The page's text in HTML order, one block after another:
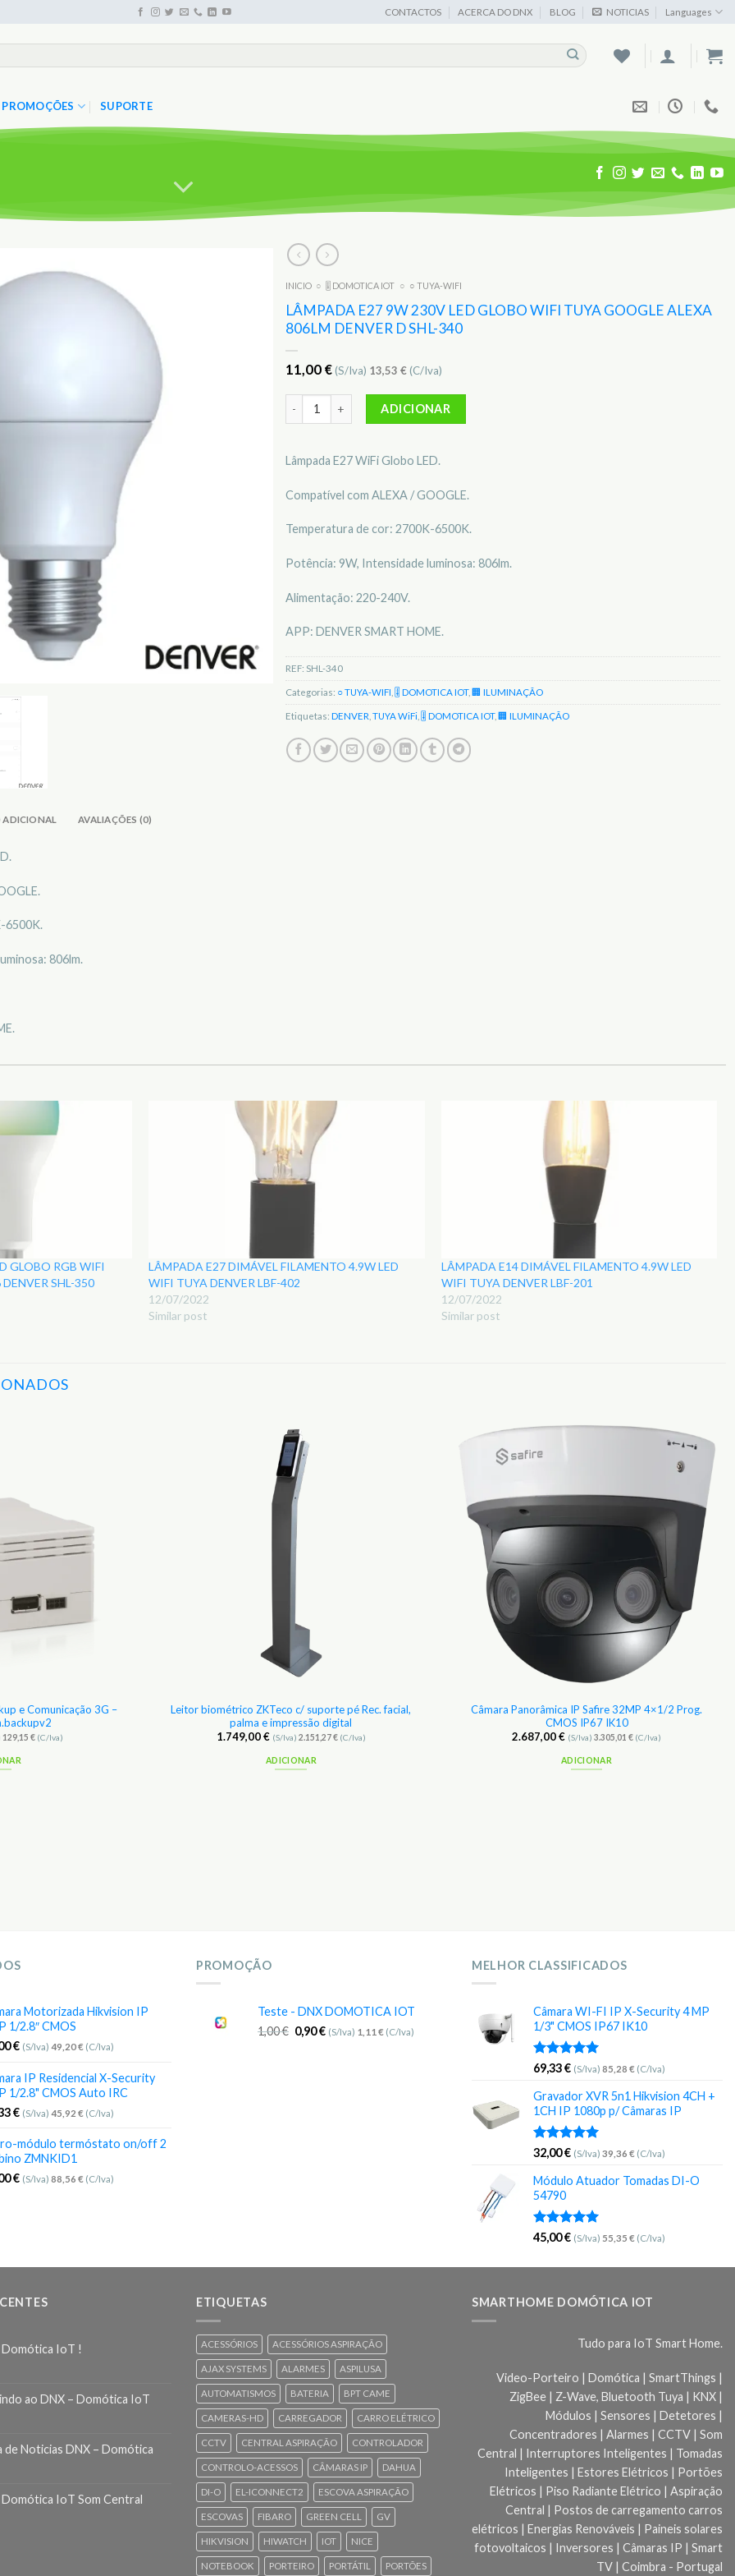
CONTACTOS ACERCA DO DNX BLOG NOTICIAS Languages
PROMOÇÕES SUPORTE
INICIO ○ 🎚️ DOMOTICA IOT ○ ○ TUYA-WIFI
LÂMPADA E27 9W 230V LED GLOBO WIFI TUYA GOOGLE ALEXA
806LM DENVER D SHL-340
11,00 € (S/Iva) 13,53 € (C/Iva)
Quantidade de LÂMPADA E27 9W 230V LED GLOBO WIFI TUYA GOOGLE ALEXA 806LM
ADICIONAR
Lâmpada E27 WiFi Globo LED.
Compatível com ALEXA / GOOGLE.
Temperatura de cor: 2700K-6500K.
Potência: 9W, Intensidade luminosa: 806lm.
Alimentação: 220-240V.
APP: DENVER SMART HOME.
REF: SHL-340
Categorias: ○ TUYA-WIFI 🎚️ DOMOTICA IOT, 🏢 ILUMINAÇÃO
Etiquetas: DENVER TUYA WiFi 🎚️ DOMOTICA IOT, 🏢 ILUMINAÇÃO
ADICIONAL AVALIAÇÕES (0)
6500K.
806lm.
GLOBO RGB WIFI
SHL-350
LÂMPADA E27 DIMÁVEL FILAMENTO 4.9W LED
WIFI TUYA DENVER LBF-402
12/07/2022
Similar post
LÂMPADA E14 DIMÁVEL FILAMENTO 4.9W LED
WIFI TUYA DENVER LBF-201
12/07/2022
Similar post
e Comunicação 3G –
129,15 €(C/Iva)
Leitor biométrico ZKTeco c/ suporte pé Rec. facial,
palma e impressão digital
1.749,00€ (S/Iva) 2.151,27€(C/Iva)
ADICIONAR
Favoritos
Câmara Panorâmica IP Safire 32MP 4×1/2 Prog.
CMOS IP67 IK10
2.687,00€ (S/Iva)3.305,01€ (C/Iva)
ADICIONAR
Motorizada Hikvision IP
1/2.8″ CMOS
€ (S/Iva) 49,20€ (C/Iva)
IP Residencial X-Security
1/2.8" CMOS Auto IRC
€ (S/Iva) 45,92 € (C/Iva)
módulo termóstato on/off 2
ZMNKID1
€ (S/Iva) 88,56 € (C/Iva)
PROMOÇÃO
Teste - DNX DOMOTICA IOT
1,00€ 0,90€ (S/Iva) 1,11€ (C/Iva)
MELHOR CLASSIFICADOS
Câmara WI-FI IP X-Security 4 MP
1/3" CMOS IP67 IK10
Avaliação
69,33€ (S/Iva) 85,28 € (C/Iva)
Gravador XVR 5n1 Hikvision 4CH +
1CH IP 1080p p/ Câmaras IP
Avaliação
32,00€ (S/Iva) 39,36 € (C/Iva)
Módulo Atuador Tomadas DI-O
54790
Avaliação
45,00€ (S/Iva) 55,35 € (C/Iva)
Domótica IoT !
ao DNX – Domótica IoT
de Noticias DNX – Domótica
Domótica IoT Som Central
ETIQUETAS
ACESSÓRIOS ACESSÓRIOS ASPIRAÇÃO
AJAX SYSTEMS ALARMES ASPILUSA
AUTOMATISMOS BATERIA BPT CAME
CAMERAS-HD CARREGADOR CARRO ELÉTRICO
CCTV CENTRAL ASPIRAÇÃO CONTROLADOR
CONTROLO-ACESSOS CÂMARAS IP DAHUA
DI-O EL-ICONNECT2 ESCOVA ASPIRAÇÃO
ESCOVAS FIBARO GREEN CELL GV
HIKVISION HIWATCH IOT NICE
NOTEBOOK PORTEIRO PORTÁTIL PORTÕES
SMARTHOME DOMÓTICA IOT
Tudo para IoT Smart Home.
Video-Porteiro | Domótica | SmartThings |
ZigBee | Z-Wave, Bluetooth Tuya | KNX |
Módulos | Sensores | Detetores |
Concentradores | Alarmes | CCTV | Som
Central | Interruptores Inteligentes | Tomadas
Inteligentes | Estores Elétricos | Portões
Elétricos | Piso Radiante Elétrico | Aspiração
Central | Postos de carregamento carros
elétricos | Energias Renováveis | Paineis solares
fotovoltaicos | Inversores | Câmaras IP | Smart
TV | Coimbra - Portugal